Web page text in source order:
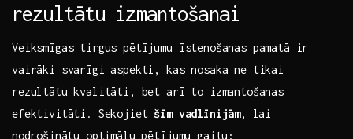
rezultātu izmantošanai
Veiksmīgas tirgus pētījumu īstenošanas pamatā ir
vairāki ‌svarīgi aspekti, kas nosaka ‌ne tikai
rezultātu kvalitāti, bet arī to izmantošanas
efektivitāti. Sekojiet šīm vadlīnijām,⁤ lai
⁣nodrošinātu optimālu pētījumu gaitu: